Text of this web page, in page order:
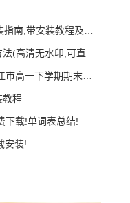
安装教程及问题处理
水印,可直接剪辑变现)
高一下学期期末考试
教程
下载!单词表总结!
安装!